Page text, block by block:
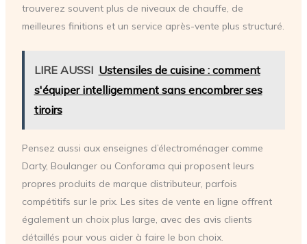
trouverez souvent plus de niveaux de chauffe, de
meilleures finitions et un service après-vente plus structuré.
LIRE AUSSI Ustensiles de cuisine : comment
s'équiper intelligemment sans encombrer ses
tiroirs
Pensez aussi aux enseignes d’électroménager comme
Darty, Boulanger ou Conforama qui proposent leurs
propres produits de marque distributeur, parfois
compétitifs sur le prix. Les sites de vente en ligne offrent
également un choix plus large, avec des avis clients
détaillés pour vous aider à faire le bon choix.